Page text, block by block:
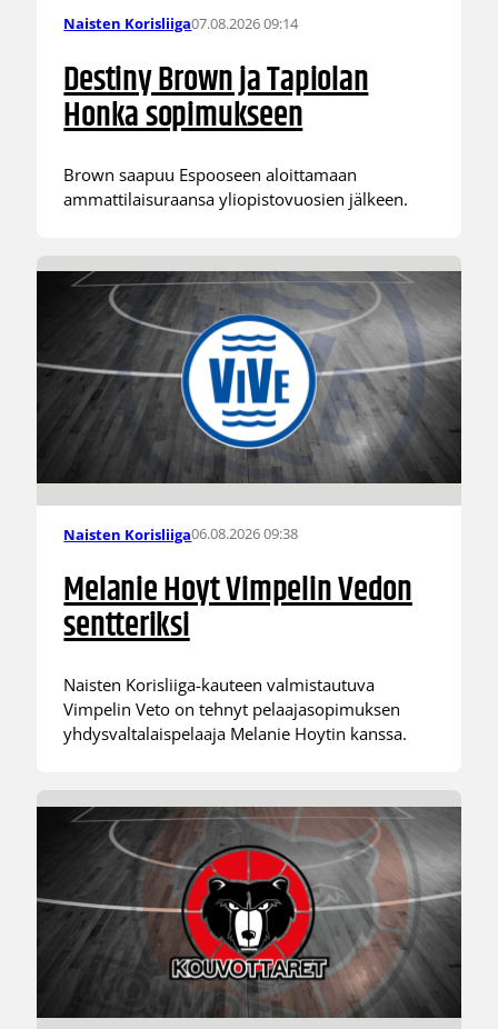
Naisten Korisliiga07.08.2026 09:14
Destiny Brown ja Tapiolan
Honka sopimukseen
Brown saapuu Espooseen aloittamaan
ammattilaisuraansa yliopistovuosien jälkeen.
Naisten Korisliiga06.08.2026 09:38
Melanie Hoyt Vimpelin Vedon
sentteriksi
Naisten Korisliiga-kauteen valmistautuva
Vimpelin Veto on tehnyt pelaajasopimuksen
yhdysvaltalaispelaaja Melanie Hoytin kanssa.